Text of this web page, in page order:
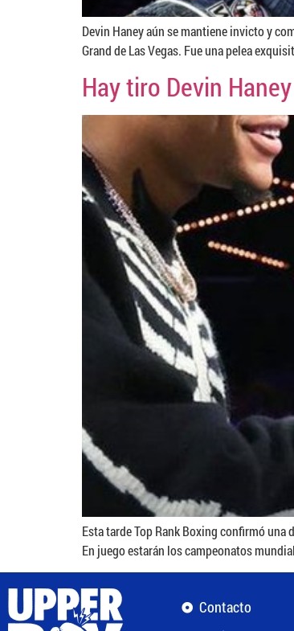
Devin Haney aún se mantiene invicto y
Grand de Las Vegas. Fue una pelea
Hay tiro Devin
Esta tarde Top Rank Boxing confirmó una
En juego estarán los campeonatos
Contacto